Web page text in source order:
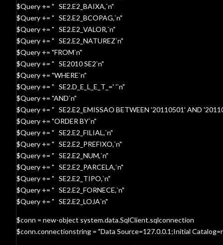
$Query += " SE2.E2_BAIXA,`n"
$Query += " SE2.E2_BCOPAG,`n"
$Query += " SE2.E2_VALOR,`n"
$Query += " SE2.E2_NATUREZ`n"
$Query += "FROM`n"
$Query += " SE2010 SE2`n"
$Query += "WHERE`n"
$Query += " SE2.D_E_L_E_T_=' '`n"
$Query += "AND`n"
$Query += " SE2.E2_EMISSAO BETWEEN '20110501' AND
$Query += "ORDER BY`n"
$Query += " SE2.E2_FILIAL,`n"
$Query += " SE2.E2_PREFIXO,`n"
$Query += " SE2.E2_NUM,`n"
$Query += " SE2.E2_PARCELA,`n"
$Query += " SE2.E2_TIPO,`n"
$Query += " SE2.E2_FORNECE,`n"
$Query += " SE2.E2_LOJA`n"
$conn = new-object system.data.SqlClient.sqlconnection
$conn.connectionstring = "Data Source=127.0.0.1;Initial